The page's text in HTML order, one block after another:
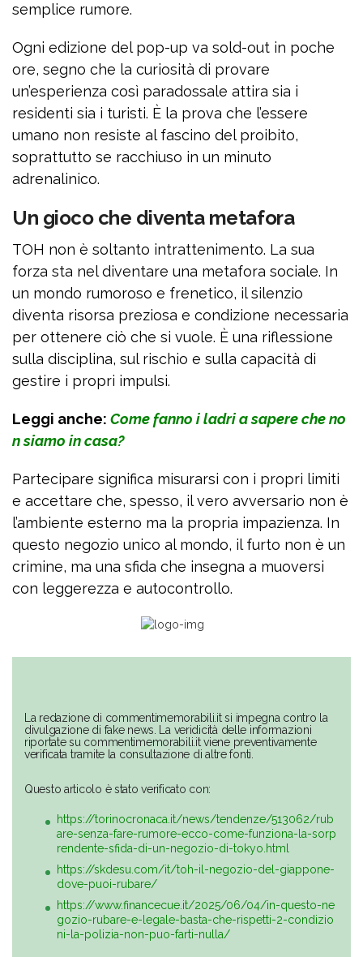
semplice rumore.
Ogni edizione del pop-up va sold-out in poche
ore, segno che la curiosità di provare
un’esperienza così paradossale attira sia i
residenti sia i turisti. È la prova che l’essere
umano non resiste al fascino del proibito,
soprattutto se racchiuso in un minuto
adrenalinico.
Un gioco che diventa metafora
TOH non è soltanto intrattenimento. La sua
forza sta nel diventare una metafora sociale. In
un mondo rumoroso e frenetico, il silenzio
diventa risorsa preziosa e condizione necessaria
per ottenere ciò che si vuole. È una riflessione
sulla disciplina, sul rischio e sulla capacità di
gestire i propri impulsi.
Leggi anche: Come fanno i ladri a sapere che no
n siamo in casa?
Partecipare significa misurarsi con i propri limiti
e accettare che, spesso, il vero avversario non è
l’ambiente esterno ma la propria impazienza. In
questo negozio unico al mondo, il furto non è un
crimine, ma una sfida che insegna a muoversi
con leggerezza e autocontrollo.
La redazione di commentimemorabili.it si impegna contro la
divulgazione di fake news. La veridicità delle informazioni
riportate su commentimemorabili.it viene preventivamente
verificata tramite la consultazione di altre fonti.
Questo articolo è stato verificato con:
https://torinocronaca.it/news/tendenze/513062/rub
are-senza-fare-rumore-ecco-come-funziona-la-sorp
rendente-sfida-di-un-negozio-di-tokyo.html
https://skdesu.com/it/toh-il-negozio-del-giappone-
dove-puoi-rubare/
https://www.financecue.it/2025/06/04/in-questo-ne
gozio-rubare-e-legale-basta-che-rispetti-2-condizio
ni-la-polizia-non-puo-farti-nulla/